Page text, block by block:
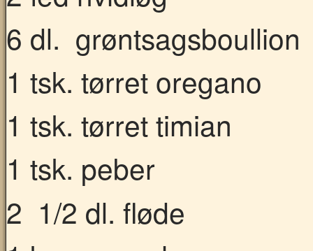
6 dl. grøntsagsboullion
1 tsk. tørret oregano
1 tsk. tørret timian
1 tsk. peber
2 1/2 dl. fløde